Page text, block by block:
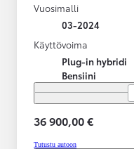
Vuosimalli
03-2024
Käyttövoima
Plug-in hybridi
Bensiini
36 900,00 €
Tutustu autoon